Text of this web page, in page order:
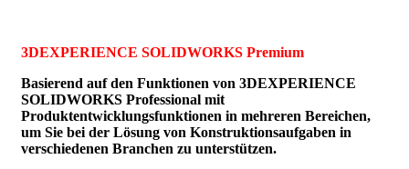
3DEXPERIENCE SOLIDWORKS Premium
Basierend auf den Funktionen von 3DEXPERIENCE
SOLIDWORKS Professional mit
Produktentwicklungsfunktionen in mehreren Bereichen,
um Sie bei der Lösung von Konstruktionsaufgaben in
verschiedenen Branchen zu unterstützen.